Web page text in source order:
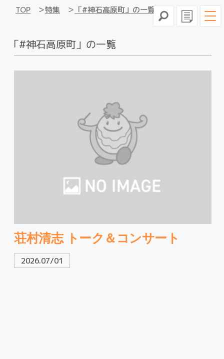
TOP 特集 「#神石高原町」の一覧
「#神石高原町」の一覧
荘村清志 トーク＆コンサート
2026.07/01